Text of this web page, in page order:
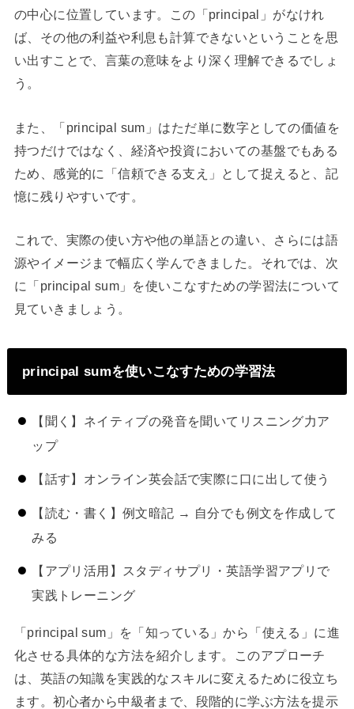
の中心に位置しています。この「principal」がなけれ
ば、その他の利益や利息も計算できないということを思
い出すことで、言葉の意味をより深く理解できるでしょ
う。
また、「principal sum」はただ単に数字としての価値を
持つだけではなく、経済や投資においての基盤でもある
ため、感覚的に「信頼できる支え」として捉えると、記
憶に残りやすいです。
これで、実際の使い方や他の単語との違い、さらには語
源やイメージまで幅広く学んできました。それでは、次
に「principal sum」を使いこなすための学習法について
見ていきましょう。
principal sumを使いこなすための学習法
【聞く】ネイティブの発音を聞いてリスニング力ア
ップ
【話す】オンライン英会話で実際に口に出して使う
【読む・書く】例文暗記 → 自分でも例文を作成して
みる
【アプリ活用】スタディサプリ・英語学習アプリで
実践トレーニング
「principal sum」を「知っている」から「使える」に進
化させる具体的な方法を紹介します。このアプローチ
は、英語の知識を実践的なスキルに変えるために役立ち
ます。初心者から中級者まで、段階的に学ぶ方法を提示